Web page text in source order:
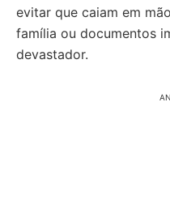
evitar que caiam em
família ou documentos
devastador.